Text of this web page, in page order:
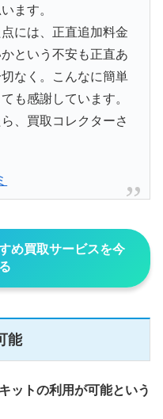
ます。
には、正直追加料金
という不安も正直あ
なく。こんなに簡単
も感謝しています。
、買取コレクターさ
め買取サービスを今
能
ットの利用が可能という